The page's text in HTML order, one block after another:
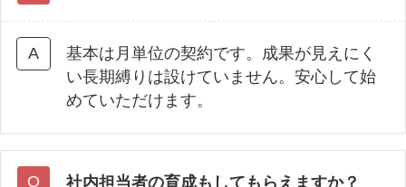
基本は月単位の契約です。成果が見えにく
い長期縛りは設けていません。安心して始
めていただけます。
社内担当者の育成もしてもらえますか？